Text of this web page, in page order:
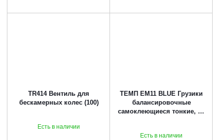
TR414 Вентиль для
бескамерных колес (100)
Есть в наличии
ТЕМП EM11 BLUE Грузики
балансировочные
самоклеющиеся тонкие, 12
Есть в наличии